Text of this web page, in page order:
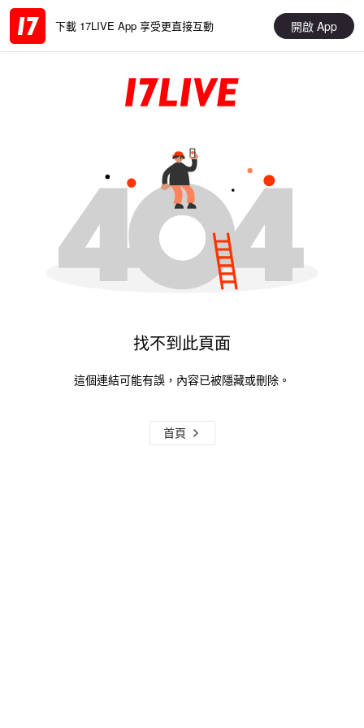
下載 17LIVE App 享受更直接互動 開啟 App
找不到此頁面
這個連結可能有誤，內容已被隱藏或刪除。
首頁